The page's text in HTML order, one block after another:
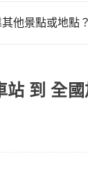
場最優惠，並
他景點或地點
途需要加點停
站 到 全